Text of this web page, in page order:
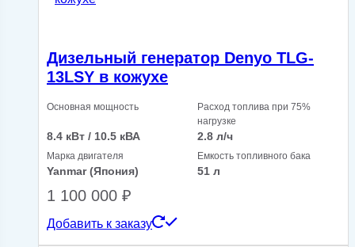
Дизельный генератор Denyo TLG-
13LSY в кожухе
Основная мощность
8.4 кВт / 10.5 кВА
Расход топлива при 75%
нагрузке
2.8 л/ч
Марка двигателя
Yanmar (Япония)
Емкость топливного бака
51 л
1 100 000 ₽
Добавить к заказу